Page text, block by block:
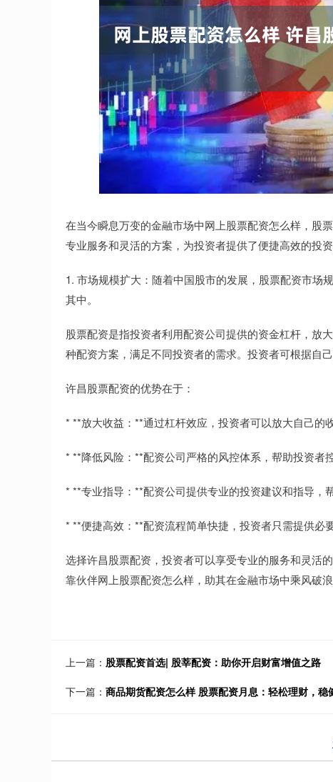
在当今瞬息万变的金融市场中网上股票配资怎么样，股
专业服务和灵活的方案，为投资者提供了便捷高效的投资
1. 市场规模扩大：随着中国股市的发展，股票配资市场
其中。
股票配资是指投资者利用配资公司提供的资金杠杆，放
种配资方案，满足不同投资者的需求。投资者可根据自
许昌股票配资的优势在于：
* **放大收益：**通过杠杆效应，投资者可以放大自己的
* **降低风险：**配资公司严格的风控体系，帮助投资者
* **专业指导：**配资公司提供专业的投资建议和指导，
* **便捷高效：**配资流程简单快捷，投资者只需提供必
选择许昌股票配资，投资者可以享受专业的服务和灵活
靠伙伴网上股票配资怎么样，助其在金融市场中乘风破浪
上一篇： 股票配资首选| 股莘配资：助你开启财富增值之路
下一篇： 商品期货配资怎么样 股票配资月息：轻松理财，稳